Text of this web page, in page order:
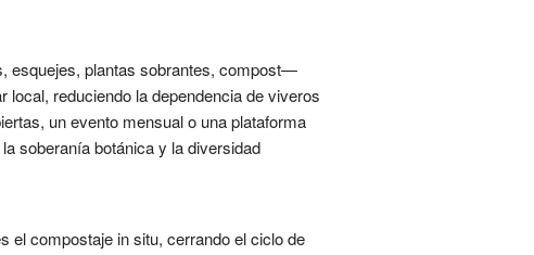
esquejes, plantas sobrantes, compost—
reduciendo la dependencia de viveros
un evento mensual o una plataforma
soberanía botánica y la diversidad
el compostaje in situ, cerrando el ciclo de